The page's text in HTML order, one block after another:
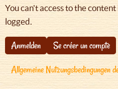
You can't access to the
logged.
Anmelden
Se créer un compte
Allgemeine Nutzungsbedingungen